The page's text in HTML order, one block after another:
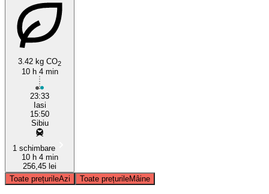
3.42 kg CO2
10 h 4 min
23:33
Iasi
15:50
Sibiu
1 schimbare
10 h 4 min
256,45 lei
Toate prețurileAzi Toate prețurileMâine